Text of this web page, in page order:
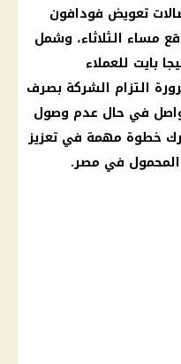
تعويض فودافون
مساء الثلاثاء، وشمل
500 وحدة مجانية و5 جيجا بايت للعملاء
التزام الشركة بصرف
في حال عدم وصول
خطوة مهمة في تعزيز
في مصر.